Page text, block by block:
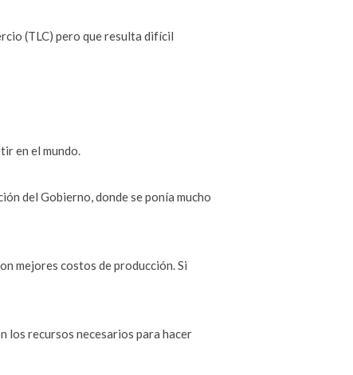
(TLC) pero que resulta difícil
en el mundo.
del Gobierno, donde se ponía mucho
mejores costos de producción. Si
los recursos necesarios para hacer